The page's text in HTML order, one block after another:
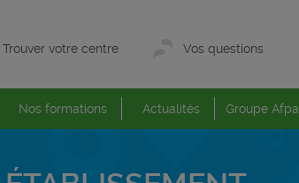
Trouver votre centre Vos questions
Nos formations Actualités Groupe Afpa